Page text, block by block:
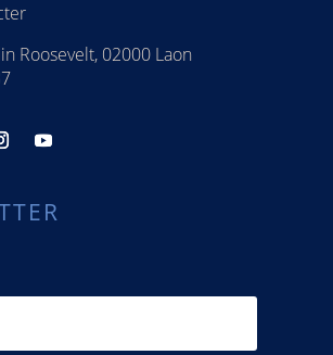
Roosevelt, 02000 Laon